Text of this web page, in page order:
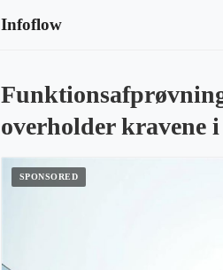
Infoflow
overholder kravene